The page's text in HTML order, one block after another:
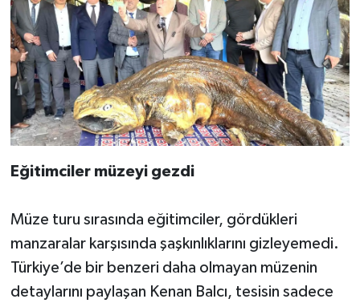
Eğitimciler müzeyi gezdi
Müze turu sırasında eğitimciler, gördükleri
manzaralar karşısında şaşkınlıklarını gizleyemedi.
Türkiye’de bir benzeri daha olmayan müzenin
detaylarını paylaşan Kenan Balcı, tesisin sadece